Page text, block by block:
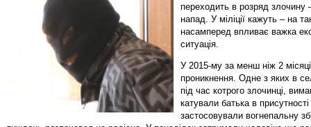
переходить в розряд злочину
напад. У міліції кажуть – на
насамперед впливає важка
ситуація.
У 2015-му за менш ніж 2
проникнення. Одне з яких в
під час котрого злочинці,
катували батька в
застосовували вогнепальну